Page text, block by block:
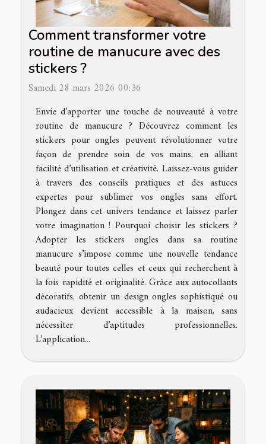
Comment transformer votre
routine de manucure avec des
stickers ?
Samedi 28 mars 2026 00:36
Envie d’apporter une touche de nouveauté à votre
routine de manucure ? Découvrez comment les
stickers pour ongles peuvent révolutionner votre
façon de prendre soin de vos mains, en alliant
facilité d’utilisation et créativité. Laissez-vous guider
à travers des conseils pratiques et des astuces
expertes pour sublimer vos ongles sans effort.
Plongez dans cet univers tendance et laissez parler
votre imagination ! Pourquoi choisir les stickers ?
Adopter les stickers ongles dans sa routine
manucure s’impose comme une nouvelle tendance
beauté pour toutes celles et ceux qui recherchent à
la fois rapidité et originalité. Grâce aux autocollants
décoratifs, obtenir un design ongles sophistiqué ou
audacieux devient accessible à la maison, sans
nécessiter d’aptitudes professionnelles.
L’application...